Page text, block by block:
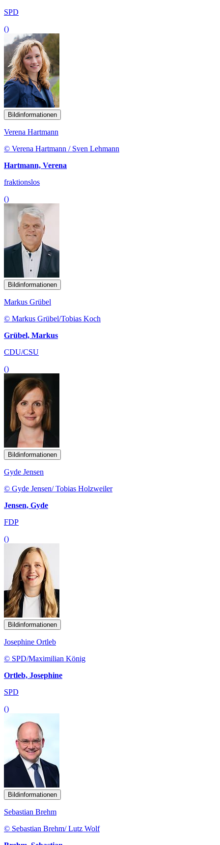
SPD
()
Bildinformationen
Verena Hartmann
© Verena Hartmann / Sven Lehmann
Hartmann, Verena
fraktionslos
()
Bildinformationen
Markus Grübel
© Markus Grübel/Tobias Koch
Grübel, Markus
CDU/CSU
()
Bildinformationen
Gyde Jensen
© Gyde Jensen/ Tobias Holzweiler
Jensen, Gyde
FDP
()
Bildinformationen
Josephine Ortleb
© SPD/Maximilian König
Ortleb, Josephine
SPD
()
Bildinformationen
Sebastian Brehm
© Sebastian Brehm/ Lutz Wolf